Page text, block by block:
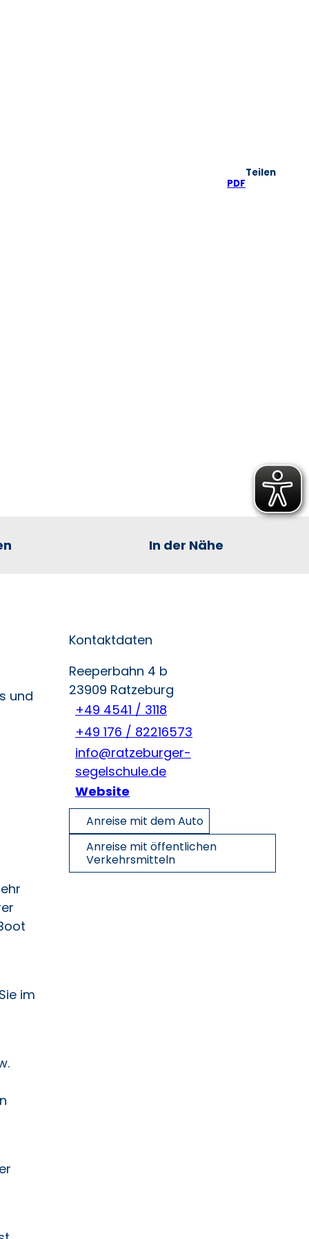
PDF
Teilen
In der Nähe
und
im
Kontaktdaten
Reeperbahn 4 b
23909 Ratzeburg
+49 4541 / 3118
+49 176 / 82216573
info@ratzeburger-
segelschule.de
Website
Anreise mit dem Auto
Anreise mit öffentlichen
Verkehrsmitteln